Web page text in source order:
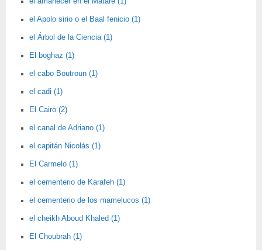
el Apolo sirio o el Baal fenicio (1)
el Árbol de la Ciencia (1)
El boghaz (1)
el cabo Boutroun (1)
el cadi (1)
El Cairo (2)
el canal de Adriano (1)
el capitán Nicolás (1)
El Carmelo (1)
el cementerio de Karafeh (1)
el cementerio de los mamelucos (1)
el cheikh Aboud Khaled (1)
El Choubrah (1)